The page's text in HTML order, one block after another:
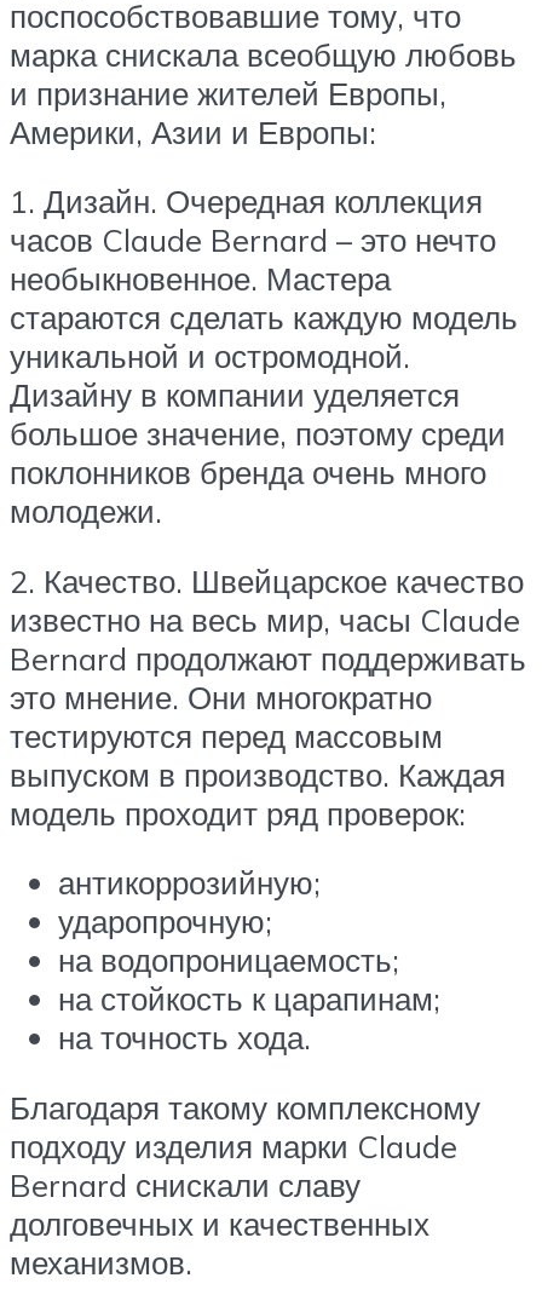
поспособствовавшие тому, что
марка снискала всеобщую любовь
и признание жителей Европы,
Америки, Азии и Европы:
1. Дизайн. Очередная коллекция
часов Claude Bernard – это нечто
необыкновенное. Мастера
стараются сделать каждую модель
уникальной и остромодной.
Дизайну в компании уделяется
большое значение, поэтому среди
поклонников бренда очень много
молодежи.
2. Качество. Швейцарское качество
известно на весь мир, часы Claude
Bernard продолжают поддерживать
это мнение. Они многократно
тестируются перед массовым
выпуском в производство. Каждая
модель проходит ряд проверок:
антикоррозийную;
ударопрочную;
на водопроницаемость;
на стойкость к царапинам;
на точность хода.
Благодаря такому комплексному
подходу изделия марки Claude
Bernard снискали славу
долговечных и качественных
механизмов.